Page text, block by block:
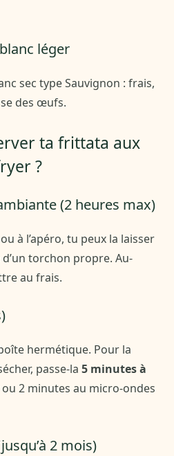
léger
sec type Sauvignon : frais,
des œufs.
ta frittata aux
?
(2 heures max)
à l’apéro, tu peux la laisser
torchon propre. Au-
au frais.
hermétique. Pour la
passe-la 5 minutes à
ou 2 minutes au micro-ondes
2 mois)